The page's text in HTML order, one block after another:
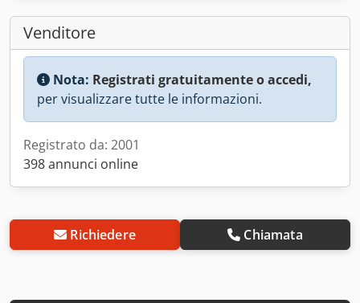
Venditore
Nota: Registrati gratuitamente o accedi,
per visualizzare tutte le informazioni.
Registrato da: 2001
398 annunci online
Richiedere Chiamata